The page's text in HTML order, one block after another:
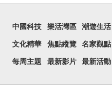
中國科技 樂活灣區 潮遊生活
文化精華 焦點縱覽 名家觀點
每周主題 最新影片 最新活動